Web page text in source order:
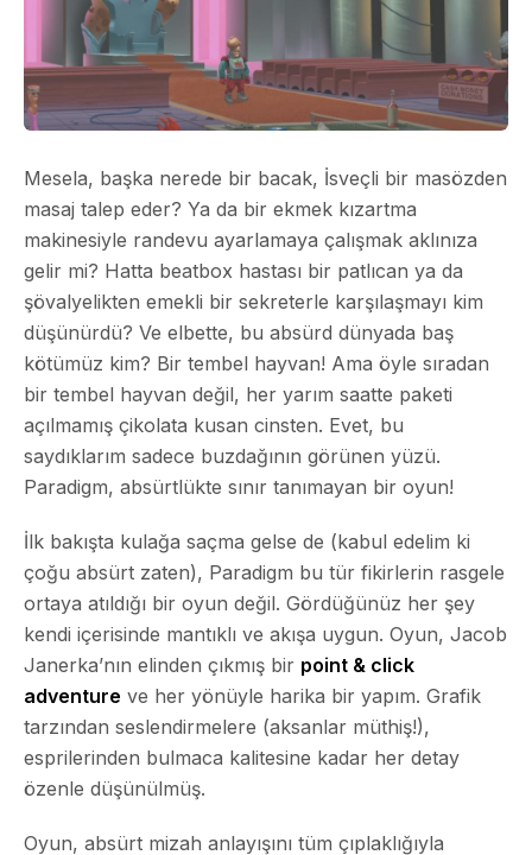
Mesela, başka nerede bir bacak, İsveçli bir masözden
masaj talep eder? Ya da bir ekmek kızartma
makinesiyle randevu ayarlamaya çalışmak aklınıza
gelir mi? Hatta beatbox hastası bir patlıcan ya da
şövalyelikten emekli bir sekreterle karşılaşmayı kim
düşünürdü? Ve elbette, bu absürd dünyada baş
kötümüz kim? Bir tembel hayvan! Ama öyle sıradan
bir tembel hayvan değil, her yarım saatte paketi
açılmamış çikolata kusan cinsten. Evet, bu
saydıklarım sadece buzdağının görünen yüzü.
Paradigm, absürtlükte sınır tanımayan bir oyun!
İlk bakışta kulağa saçma gelse de (kabul edelim ki
çoğu absürt zaten), Paradigm bu tür fikirlerin rasgele
ortaya atıldığı bir oyun değil. Gördüğünüz her şey
kendi içerisinde mantıklı ve akışa uygun. Oyun, Jacob
Janerka’nın elinden çıkmış bir point & click
adventure ve her yönüyle harika bir yapım. Grafik
tarzından seslendirmelere (aksanlar müthiş!),
esprilerinden bulmaca kalitesine kadar her detay
özenle düşünülmüş.
Oyun, absürt mizah anlayışını tüm çıplaklığıyla